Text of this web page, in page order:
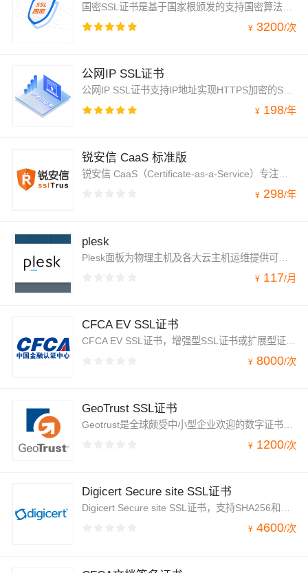
国密SSL证书是基于国家根颁发的支持国密算法的可信服务器证书，符合国密SSL安全协议，满足合规要求。自主可控、安全可靠、支持SM2/SM3国密算法的SSL证书，可颁发单域名，通配符国密SSL证书，满足政企、国企、事业单位等行业客户实现HTTPS加密。
¥ 3200/次
公网IP SSL证书
公网IP SSL证书支持IP地址实现HTTPS加密的SSL证书，为不能提供域名访问，只能是IP地址访问的企业解决了其数据传输安全问题。
¥ 198/年
锐安信 CaaS 标准版
锐安信 CaaS（Certificate-as-a-Service）专注于SSL证书的自动化运维管理，为持有1-5张证书的用户提供轻量化解决方案。该服务支持在订阅期内自动完成证书的申请，部署，续期，并通过监控扫描和预警服务，确保证书使用的安全性与稳定性。用户可根据服务器环境，灵活选择云端推送或安装Agent(clmBot)的方式,实现证书全生命周期自动化管理，彻底避免证书过期导致的服务中断风险。
¥ 298/年
plesk
Plesk面板为物理主机及各大云主机运维提供可视化的web界面和全面开发环境，同时支持Linux和Windows的控制面板。Plesk支持超过32种语言，遍布全球140个国家，全球Top100服务商中50%以上都是Plesk的合作伙伴。
¥ 117/月
CFCA EV SSL证书
¥ 8000/次
GeoTrust SSL证书
Geotrust是全球颇受中小型企业欢迎的数字证书之一，在企业和电商中有着广泛的应用。该品牌的知名度和性价比都非常高，是全球市场占有率较高的数字证书颁发机构。Geotrust主要提供企业级的EV SSL证书和OV SSL证书，对于普通用户的信息加密部分，可以通过其Rapid SSL和Quick SSL两个低端数字证书品牌。
¥ 1200/次
Digicert Secure site SSL证书
Digicert Secure site SSL证书，支持SHA256和ECC算法，RSA位数高达4096位，以及256位高强度加密，安全性高。此外，证书还被各种浏览器、操作系统、移动终端、以及邮件系统自动识别，兼容性高。Digicert也是CA Forum较早的成员之一，产品和品牌受到行业广泛认可，是众多互联网企业加密优选，可信度高。
¥ 4600/次